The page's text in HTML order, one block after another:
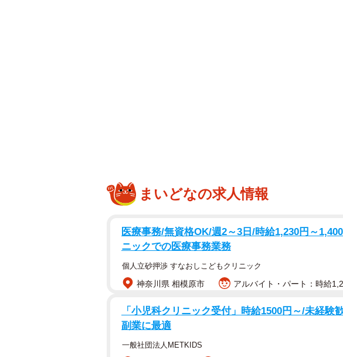
そんなある日、コンクールの入賞を祝おうと週末に訪
案がありました。娘さんの演奏に目を細めていた祖父
したら、もっと素晴らしいバイオリンをプレゼントし
娘がずっと憧れていた、深みのある音色を奏でる名器の
Aさんにとってもそれは願ってもない申し出でしたが、
ました。祖父母がプレゼントに考えているバイオリン
ったのです。娘の夢を応援したい気持ちはあるのです
ったらと心配でなりません。高額のバイオリンをプレ
まいどなの求人情報
医療事務/無資格OK/週2～3日/時給1,230円～
ニックでの医療事務業務
個人立砂押渉 すなおしこどもクリニック
神奈川県 相模原市 アルバイト・パート：時給
「小児科クリニック受付」時給1500円～/未経験
副業に最適
一般社団法人METKIDS